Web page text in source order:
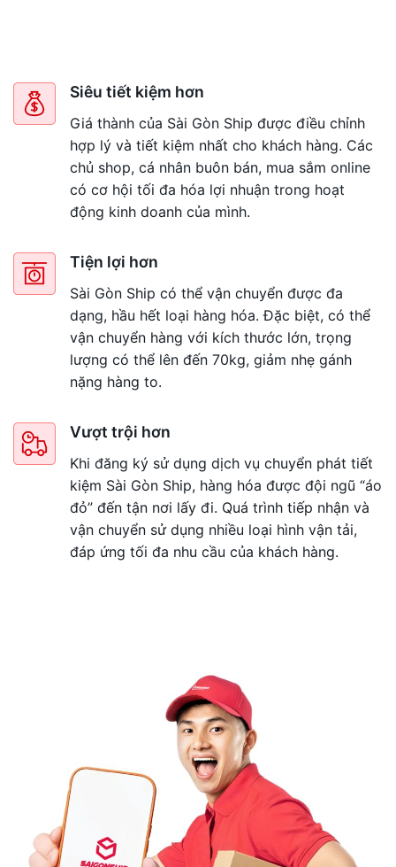
Siêu tiết kiệm hơn
Giá thành của Sài Gòn Ship được điều chỉnh
hợp lý và tiết kiệm nhất cho khách hàng. Các
chủ shop, cá nhân buôn bán, mua sắm online
có cơ hội tối đa hóa lợi nhuận trong hoạt
động kinh doanh của mình.
Tiện lợi hơn
Sài Gòn Ship có thể vận chuyển được đa
dạng, hầu hết loại hàng hóa. Đặc biệt, có thể
vận chuyển hàng với kích thước lớn, trọng
lượng có thể lên đến 70kg, giảm nhẹ gánh
nặng hàng to.
Vượt trội hơn
Khi đăng ký sử dụng dịch vụ chuyển phát tiết
kiệm Sài Gòn Ship, hàng hóa được đội ngũ “áo
đỏ” đến tận nơi lấy đi. Quá trình tiếp nhận và
vận chuyển sử dụng nhiều loại hình vận tải,
đáp ứng tối đa nhu cầu của khách hàng.